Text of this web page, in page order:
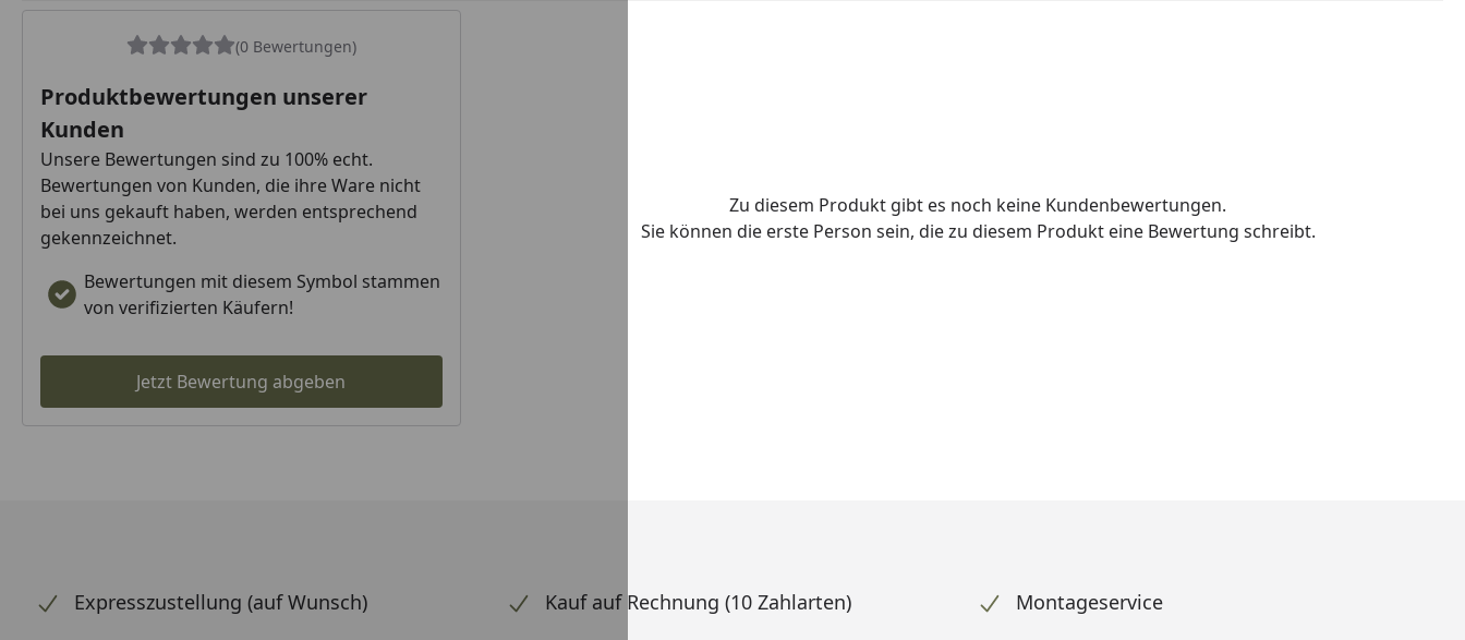
(0 Bewertungen)
Produktbewertungen unserer
Kunden
Unsere Bewertungen sind zu 100% echt.
Bewertungen von Kunden, die ihre Ware nicht
bei uns gekauft haben, werden entsprechend
gekennzeichnet.
Bewertungen mit diesem Symbol stammen
von verifizierten Käufern!
Jetzt Bewertung abgeben
Zu diesem Produkt gibt es noch keine Kundenbewertungen.
Sie können die erste Person sein, die zu diesem Produkt eine Bewertung schreibt.
Expresszustellung (auf Wunsch) Kauf auf Rechnung (10 Zahlarten) Montageservice